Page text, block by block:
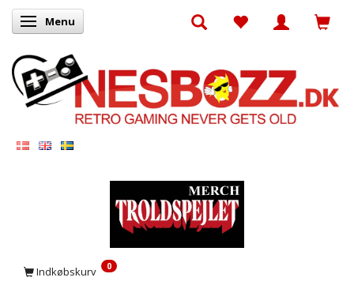
Skifte navigation
Menu
Indkøbskurv 0